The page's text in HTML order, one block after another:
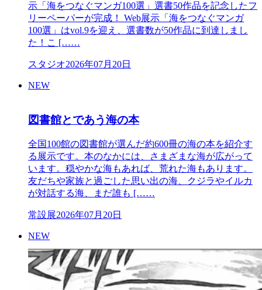
示「海をつなぐマンガ100選」選書50作品を記念したフ
リーペーパーが完成！ Web展示「海をつなぐマンガ
100選」はvol.9を迎え、選書数が50作品に到達しまし
た！こ [……
スタジオ2026年07月20日
NEW
図書館とであう海の本
全国100館の図書館が選んだ約600冊の海の本を紹介す
る展示です。本のなかには、さまざまな海が広がって
います。穏やかな海もあれば、荒れた海もあります。
友だちや家族と過ごした思い出の海、クジラやイルカ
が対話する海、まだ誰も [……
常設展2026年07月20日
NEW